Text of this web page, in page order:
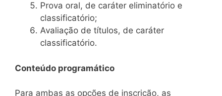
Prova oral, de caráter eliminatório e
classificatório;
Avaliação de títulos, de caráter
classificatório.
Conteúdo programático
Para ambas as opções de inscrição, as